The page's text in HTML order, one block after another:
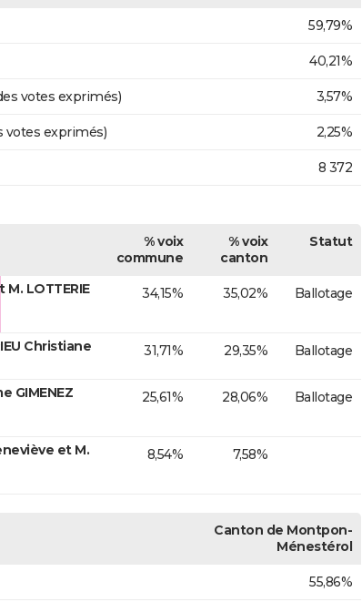
59,79%
40,21%
votes exprimés) 3,57%
votes exprimés) 2,25%
8 372
% voix
commune
% voix
canton
Statut
LOTTERIE
34,15% 35,02% Ballotage
Christiane 31,71% 29,35% Ballotage
GIMENEZ
25,61% 28,06% Ballotage
et M.
8,54% 7,58%
Canton de Montpon-
Ménestérol
55,86%